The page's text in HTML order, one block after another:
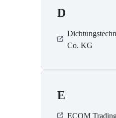
D
Co. KG
E
ECOM